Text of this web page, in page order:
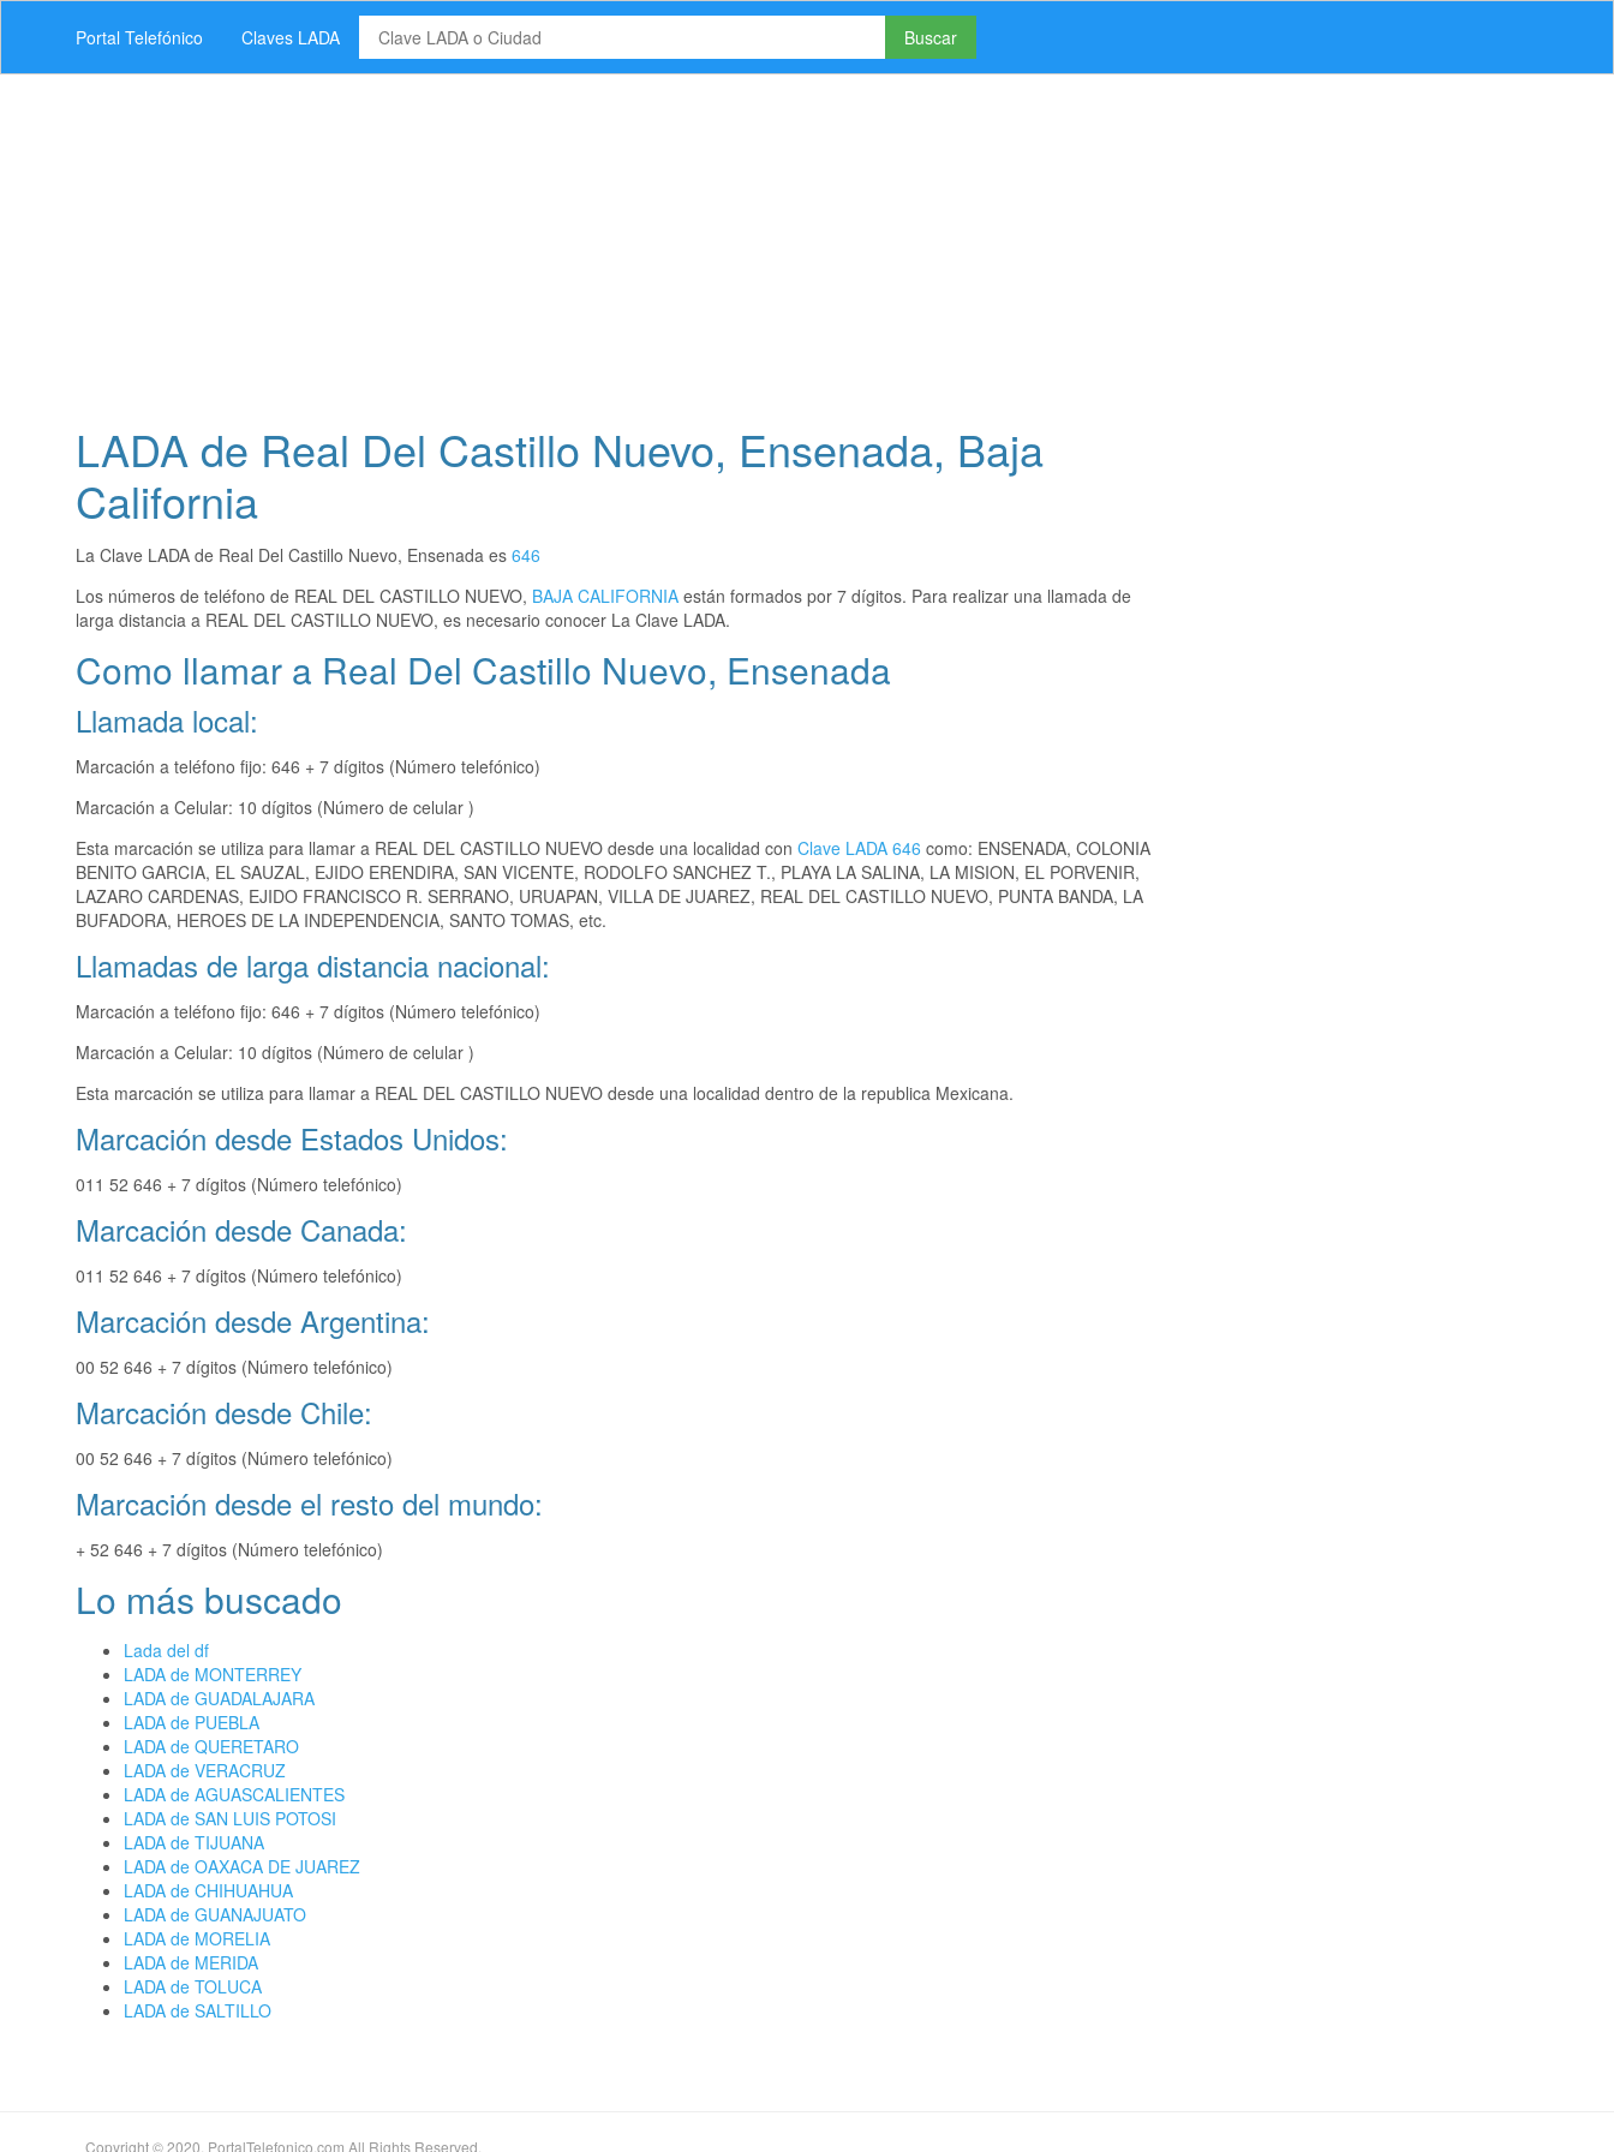
Portal Telefónico Claves LADA Buscar
LADA de Real Del Castillo Nuevo, Ensenada, Baja
California
La Clave LADA de Real Del Castillo Nuevo, Ensenada es 646
Los números de teléfono de REAL DEL CASTILLO NUEVO, BAJA CALIFORNIA están formados por 7 dígitos. Para realizar una llamada de
larga distancia a REAL DEL CASTILLO NUEVO, es necesario conocer La Clave LADA.
Como llamar a Real Del Castillo Nuevo, Ensenada
Llamada local:
Marcación a teléfono fijo: 646 + 7 dígitos (Número telefónico)
Marcación a Celular: 10 dígitos (Número de celular )
Esta marcación se utiliza para llamar a REAL DEL CASTILLO NUEVO desde una localidad con Clave LADA 646 como: ENSENADA, COLONIA
BENITO GARCIA, EL SAUZAL, EJIDO ERENDIRA, SAN VICENTE, RODOLFO SANCHEZ T., PLAYA LA SALINA, LA MISION, EL PORVENIR,
LAZARO CARDENAS, EJIDO FRANCISCO R. SERRANO, URUAPAN, VILLA DE JUAREZ, REAL DEL CASTILLO NUEVO, PUNTA BANDA, LA
BUFADORA, HEROES DE LA INDEPENDENCIA, SANTO TOMAS, etc.
Llamadas de larga distancia nacional:
Marcación a teléfono fijo: 646 + 7 dígitos (Número telefónico)
Marcación a Celular: 10 dígitos (Número de celular )
Esta marcación se utiliza para llamar a REAL DEL CASTILLO NUEVO desde una localidad dentro de la republica Mexicana.
Marcación desde Estados Unidos:
011 52 646 + 7 dígitos (Número telefónico)
Marcación desde Canada:
011 52 646 + 7 dígitos (Número telefónico)
Marcación desde Argentina:
00 52 646 + 7 dígitos (Número telefónico)
Marcación desde Chile:
00 52 646 + 7 dígitos (Número telefónico)
Marcación desde el resto del mundo:
+ 52 646 + 7 dígitos (Número telefónico)
Lo más buscado
Lada del df
LADA de MONTERREY
LADA de GUADALAJARA
LADA de PUEBLA
LADA de QUERETARO
LADA de VERACRUZ
LADA de AGUASCALIENTES
LADA de SAN LUIS POTOSI
LADA de TIJUANA
LADA de OAXACA DE JUAREZ
LADA de CHIHUAHUA
LADA de GUANAJUATO
LADA de MORELIA
LADA de MERIDA
LADA de TOLUCA
LADA de SALTILLO
Copyright © 2020. PortalTelefonico.com All Rights Reserved.